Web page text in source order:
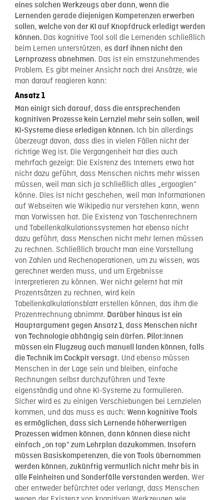
eines solchen Werkzeugs aber dann, wenn die
Lernenden gerade diejenigen Kompetenzen erwerben
sollen, welche von der KI auf Knopfdruck erledigt werden
können. Das kognitive Tool soll die Lernenden schließlich
beim Lernen unterstützen, es darf ihnen nicht den
Lernprozess abnehmen. Das ist ein ernstzunehmendes
Problem. Es gibt meiner Ansicht nach drei Ansätze, wie
man darauf reagieren kann:
Ansatz 1
Man einigt sich darauf, dass die entsprechenden
kognitiven Prozesse kein Lernziel mehr sein sollen, weil
KI-Systeme diese erledigen können. Ich bin allerdings
überzeugt davon, dass dies in vielen Fällen nicht der
richtige Weg ist. Die Vergangenheit hat dies auch
mehrfach gezeigt: Die Existenz des Internets etwa hat
nicht dazu geführt, dass Menschen nichts mehr wissen
müssen, weil man sich ja schließlich alles „ergooglen“
könne. Dies ist nicht geschehen, weil man Informationen
auf Webseiten wie Wikipedia nur verstehen kann, wenn
man Vorwissen hat. Die Existenz von Taschenrechnern
und Tabellenkalkulationssystemen hat ebenso nicht
dazu geführt, dass Menschen nicht mehr lernen müssen
zu rechnen. Schließlich braucht man eine Vorstellung
von Zahlen und Rechenoperationen, um zu wissen, was
gerechnet werden muss, und um Ergebnisse
interpretieren zu können. Wer nicht gelernt hat mit
Prozentsätzen zu rechnen, wird kein
Tabellenkalkulationsblatt erstellen können, das ihm die
Prozentrechnung abnimmt. Darüber hinaus ist ein
Hauptargument gegen Ansatz 1, dass Menschen nicht
von Technologie abhängig sein dürfen. Pilot:innen
müssen ein Flugzeug auch manuell landen können, falls
die Technik im Cockpit versagt. Und ebenso müssen
Menschen in der Lage sein und bleiben, einfache
Rechnungen selbst durchzuführen und Texte
eigenständig und ohne KI-Systeme zu formulieren.
Sicher wird es zu einigen Verschiebungen bei Lernzielen
kommen, und das muss es auch: Wenn kognitive Tools
es ermöglichen, dass sich Lernende höherwertigen
Prozessen widmen können, dann können diese nicht
einfach „on top“ zum Lehrplan dazukommen. Insofern
müssen Basiskompetenzen, die von Tools übernommen
werden können, zukünftig vermutlich nicht mehr bis in
alle Feinheiten und Sonderfälle verstanden werden. Wer
aber entweder befürchtet oder verlangt, dass Menschen